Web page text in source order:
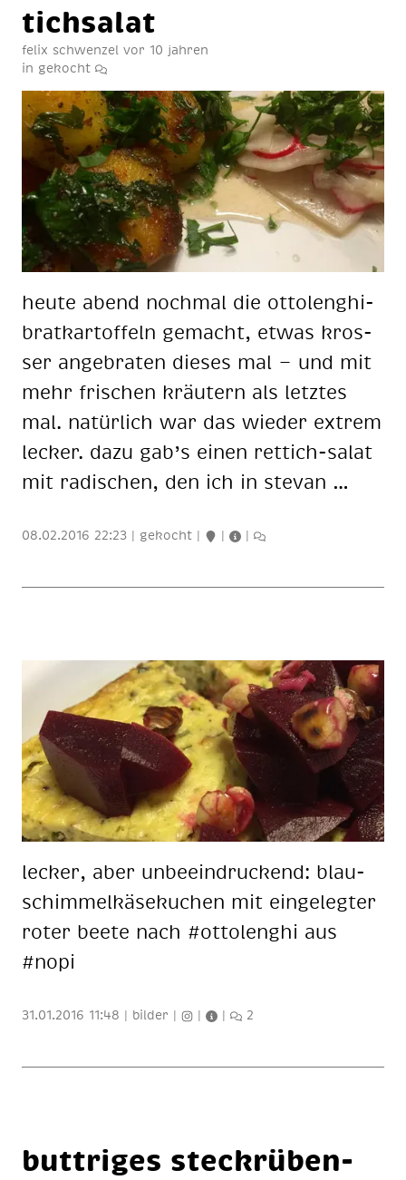
tich­sa­lat
felix schwenzel vor 10 jahren
in gekocht
heu­te abend noch­mal die ot­to­lenghi-
brat­kar­tof­feln ge­macht, et­was kros­
ser an­ge­bra­ten die­ses mal — und mit
mehr fri­schen kräu­tern als letz­tes
mal. na­tür­lich war das wie­der ex­trem
le­cker. dazu gab’s ei­nen ret­tich-sa­lat
mit ra­di­schen, den ich in stevan …
08.02.2016 22:23 | gekocht | | |
le­cker, aber un­be­ein­dru­ckend: blau­
schim­mel­kä­se­ku­chen mit ein­ge­leg­ter
ro­ter bee­te nach #ot­to­lenghi aus
#nopi
31.01.2016 11:48 | bilder | | | 2
but­t­ri­ges steck­rü­ben­